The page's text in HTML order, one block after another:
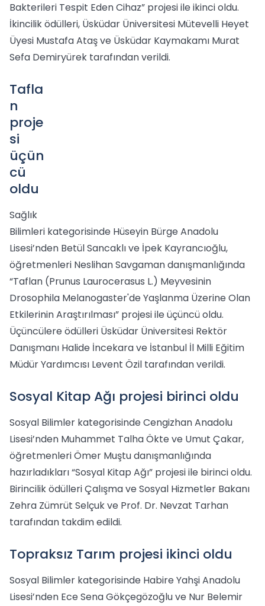
Bakterileri Tespit Eden Cihaz” projesi ile ikinci oldu.
İkincilik ödülleri, Üsküdar Üniversitesi Mütevelli Heyet
Üyesi Mustafa Ataş ve Üsküdar Kaymakamı Murat
Sefa Demiryürek tarafından verildi.
Tafla
n
proje
si
üçün
cü
oldu
Sağlık
Bilimleri kategorisinde Hüseyin Bürge Anadolu
Lisesi’nden Betül Sancaklı ve İpek Kayrancıoğlu,
öğretmenleri Neslihan Savgaman danışmanlığında
“Taflan (Prunus Laurocerasus L.) Meyvesinin
Drosophila Melanogaster'de Yaşlanma Üzerine Olan
Etkilerinin Araştırılması” projesi ile üçüncü oldu.
Üçüncülere ödülleri Üsküdar Üniversitesi Rektör
Danışmanı Halide İncekara ve İstanbul İl Milli Eğitim
Müdür Yardımcısı Levent Özil tarafından verildi.
Sosyal Kitap Ağı projesi birinci oldu
Sosyal Bilimler kategorisinde Cengizhan Anadolu
Lisesi’nden Muhammet Talha Ökte ve Umut Çakar,
öğretmenleri Ömer Muştu danışmanlığında
hazırladıkları “Sosyal Kitap Ağı” projesi ile birinci oldu.
Birincilik ödülleri Çalışma ve Sosyal Hizmetler Bakanı
Zehra Zümrüt Selçuk ve Prof. Dr. Nevzat Tarhan
tarafından takdim edildi.
Topraksız Tarım projesi ikinci oldu
Sosyal Bilimler kategorisinde Habire Yahşi Anadolu
Lisesi’nden Ece Sena Gökçegözoğlu ve Nur Belemir